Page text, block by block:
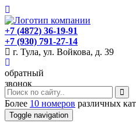
+7 (4872) 36-19-91
+7 (930) 791-27-14
г. Тула, ул. Войкова, д. 39
обратный
звонок
Более 10 номеров различных
Toggle navigation